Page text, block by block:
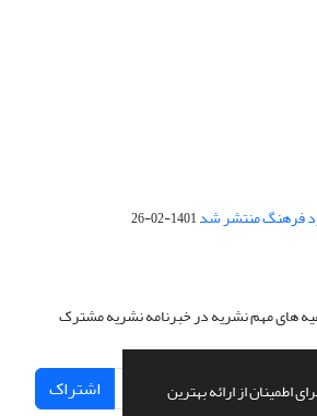
اطمینان از ارائه بهترین
1401-02-26
های مهم نشریه در خبرنامه نشریه مشترک
اشتراک